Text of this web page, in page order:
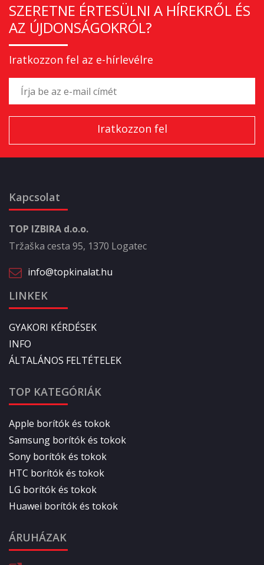
SZERETNE ÉRTESÜLNI A HÍREKRŐL ÉS
AZ ÚJDONSÁGOKRÓL?
Iratkozzon fel az e-hírlevélre
Kapcsolat
TOP IZBIRA d.o.o.
Tržaška cesta 95, 1370 Logatec
info@topkinalat.hu
LINKEK
GYAKORI KÉRDÉSEK
INFO
ÁLTALÁNOS FELTÉTELEK
TOP KATEGÓRIÁK
Apple borítók és tokok
Samsung borítók és tokok
Sony borítók és tokok
HTC borítók és tokok
LG borítók és tokok
Huawei borítók és tokok
ÁRUHÁZAK